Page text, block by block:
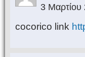
3 Μαρτίου
cocorico link